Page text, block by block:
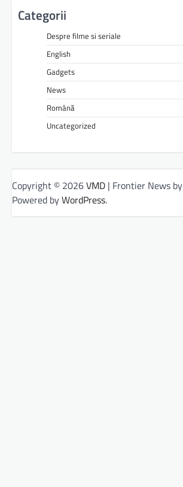
Categorii
Despre filme si seriale
English
Gadgets
News
Română
Uncategorized
Copyright © 2026VMD | Frontier News by
Powered byWordPress.